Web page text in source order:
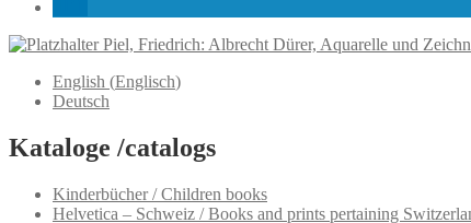
Piel, Friedrich: Albrecht Dürer, Aquarelle und
English (Englisch)
Deutsch
Kataloge /catalogs
Kinderbücher / Children books
Helvetica – Schweiz / Books and prints pertaining